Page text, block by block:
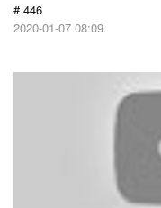
# 446
2020-01-07 08:09